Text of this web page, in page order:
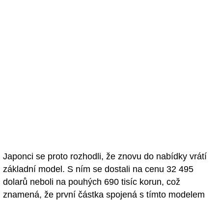
Japonci se proto rozhodli, že znovu do nabídky vrátí
základní model. S ním se dostali na cenu 32 495
dolarů neboli na pouhých 690 tisíc korun, což
znamená, že první částka spojená s tímto modelem